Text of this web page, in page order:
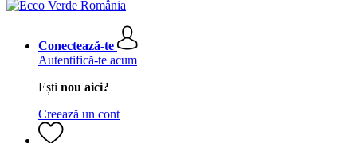
Conectează-te
Autentifică-te acum
Ești nou aici?
Creează un cont